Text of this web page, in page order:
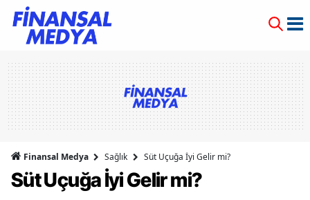
Finansal Medya Sağlık Süt Uçuğa İyi Gelir mi?
Süt Uçuğa İyi Gelir mi?